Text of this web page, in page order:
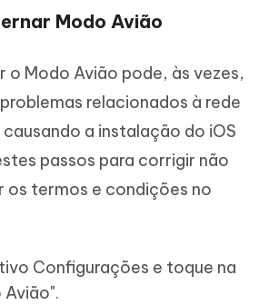
Modo Avião
o Modo Avião pode, às vezes,
relacionados à rede
a instalação do iOS
passos para corrigir não
os termos e condições no
Configurações e toque na